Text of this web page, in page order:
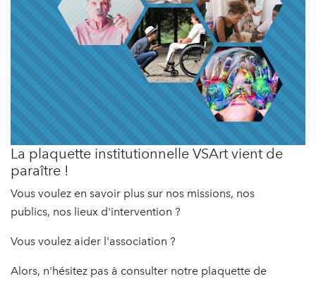
La plaquette institutionnelle VSArt vient de
paraître !
Vous voulez en savoir plus sur nos missions, nos
publics, nos lieux d'intervention ?
Vous voulez aider l'association ?
Alors, n'hésitez pas à consulter notre plaquette de